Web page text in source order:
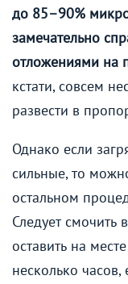
до 85–90%
замечательно
отложениями на
кстати, совсем
развести в
Однако если
сильные, то
остальном
Следует смочить
оставить на
несколько часов,